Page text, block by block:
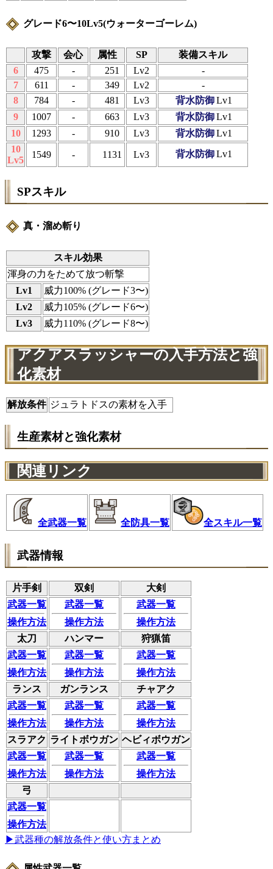
グレード6〜10Lv5(ウォーターゴーレム)
攻撃 会心 属性 SP
装備スキル
6
475 - 251 Lv2
-
7
611 - 349 Lv2
-
8
784 - 481 Lv3 背水防御Lv1
9
1007 - 663 Lv3 背水防御Lv1
10
1293 - 910 Lv3 背水防御Lv1
10
Lv5
1549 - 1131 Lv3 背水防御Lv1
SPスキル
真・溜め斬り
スキル効果
渾身の力をためて放つ斬撃
Lv1
威力100% (グレード3〜)
Lv2
威力105% (グレード6〜)
Lv3
威力110% (グレード8〜)
アクアスラッシャーの入手方法と強
化素材
解放条件 ジュラトドスの素材を入手
生産素材と強化素材
関連リンク
全武器一覧 全防具一覧 全スキル一覧
武器情報
片手剣 双剣
大剣
武器一覧
操作方法
武器一覧
操作方法
武器一覧
操作方法
太刀
ハンマー
狩猟笛
武器一覧
操作方法
武器一覧
操作方法
武器一覧
操作方法
ランス
ガンランス
チャアク
武器一覧
操作方法
武器一覧
操作方法
武器一覧
操作方法
スラアク ライトボウガン ヘビィボウガン
武器一覧
操作方法
武器一覧
操作方法
武器一覧
操作方法
弓
武器一覧
操作方法
▶武器種の解放条件と使い方まとめ